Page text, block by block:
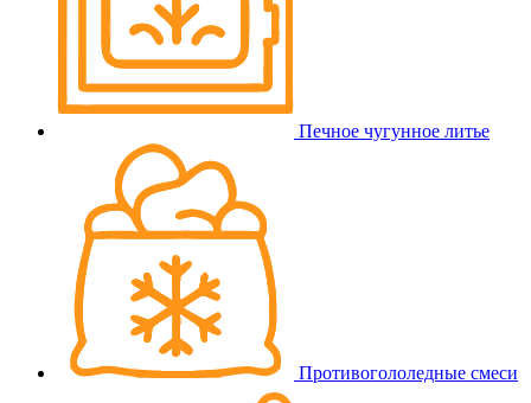
Печное чугунное литье
Противогололедные смеси